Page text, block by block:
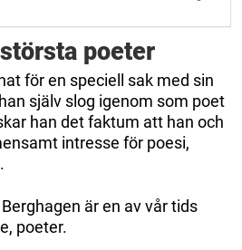
poeter
för en speciell sak med sin
själv slog igenom som poet
han det faktum att han och
intresse för poesi,
är en av vår tids
poeter.